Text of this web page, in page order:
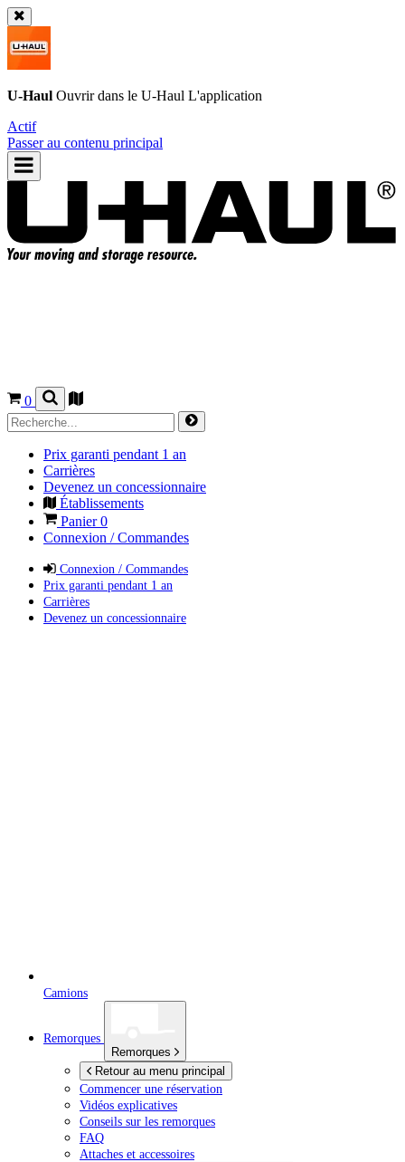
U-Haul Ouvrir dans le U-Haul L'application
Actif
Passer au contenu principal
0
Prix garanti pendant 1 an
Carrières
Devenez un concessionnaire
Établissements
Panier0
Connexion / Commandes
Connexion / Commandes
Prix garanti pendant 1 an
Carrières
Devenez un concessionnaire
Camions
Remorques
Remorques
Retour au menu principal
Commencer une réservation
Vidéos explicatives
Conseils sur les remorques
FAQ
Attaches et accessoires